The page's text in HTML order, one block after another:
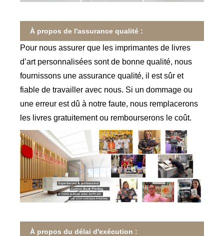
À propos de l'assurance qualité :
Pour nous assurer que les imprimantes de livres
d’art personnalisées sont de bonne qualité, nous
fournissons une assurance qualité, il est sûr et
fiable de travailler avec nous. Si un dommage ou
une erreur est dû à notre faute, nous remplacerons
les livres gratuitement ou rembourserons le coût.
À propos du délai d'exécution :